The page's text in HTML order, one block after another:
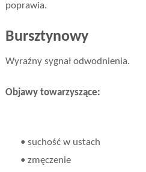
poprawia.
Bursztynowy
Wyraźny sygnał odwodnienia.
Objawy towarzyszące:
• suchość w ustach
• zmęczenie